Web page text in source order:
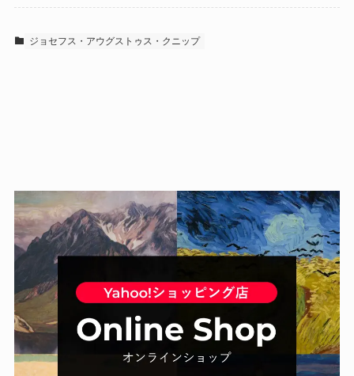
ジョセフス・アウグストゥス・クニップ